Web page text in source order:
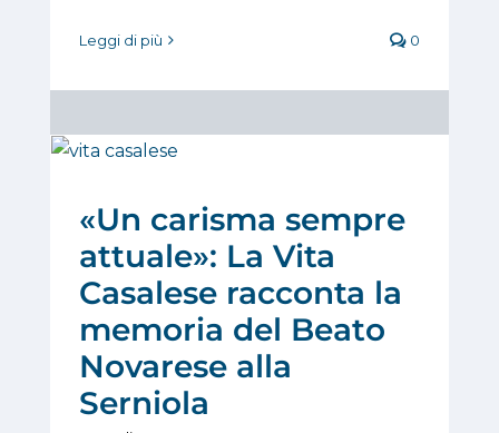
Leggi di più 0
«Un carisma sempre
attuale»: La Vita
Casalese racconta la
memoria del Beato
Novarese alla
Serniola